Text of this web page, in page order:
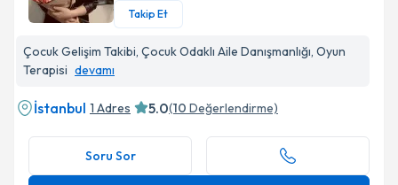
Çocuk Gelişim Uzmanı Gülsen Ayanoğlu Profil Fotoğrafı
Takip Et
Çocuk Gelişim Takibi, Çocuk Odaklı Aile Danışmanlığı, Oyun
Terapisi devamı
İstanbul 1 Adres 5.0(10 Değerlendirme)
Soru Sor